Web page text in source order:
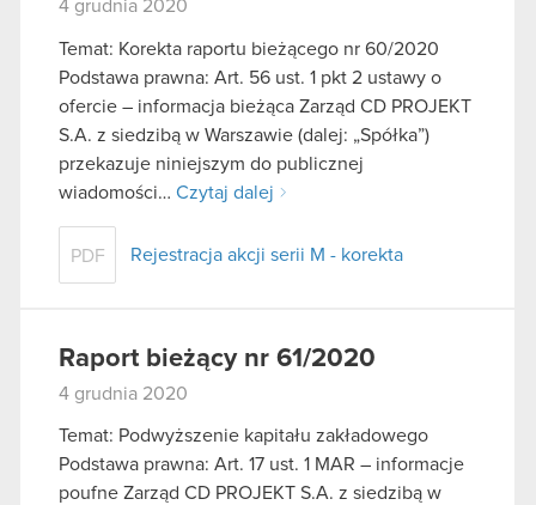
4 grudnia 2020
Temat: Korekta raportu bieżącego nr 60/2020
Podstawa prawna: Art. 56 ust. 1 pkt 2 ustawy o
ofercie – informacja bieżąca Zarząd CD PROJEKT
S.A. z siedzibą w Warszawie (dalej: „Spółka”)
przekazuje niniejszym do publicznej
wiadomości… Czytaj dalej
PDF Rejestracja akcji serii M - korekta
Raport bieżący nr 61/2020
4 grudnia 2020
Temat: Podwyższenie kapitału zakładowego
Podstawa prawna: Art. 17 ust. 1 MAR – informacje
poufne Zarząd CD PROJEKT S.A. z siedzibą w